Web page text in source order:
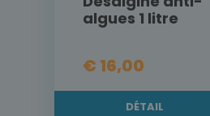
algues 1 litre
€ 16,00
DÉTAIL